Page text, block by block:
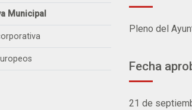
Municipal
Pleno del
Fecha
21 de